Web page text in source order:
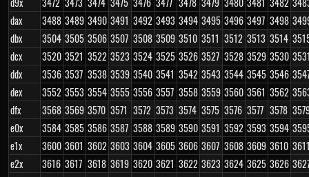
dax
3488 3489 3490 3491 3492 3493 3494 3495 3496 3497 3498
dbx
3504 3505 3506 3507 3508 3509 3510 3511 3512 3513 3514
dcx
3520 3521 3522 3523 3524 3525 3526 3527 3528 3529 3530
ddx
3536 3537 3538 3539 3540 3541 3542 3543 3544 3545 3546
dex
3552 3553 3554 3555 3556 3557 3558 3559 3560 3561 3562
dfx
3568 3569 3570 3571 3572 3573 3574 3575 3576 3577 3578
e0x
3584 3585 3586 3587 3588 3589 3590 3591 3592 3593 3594
e1x
3600 3601 3602 3603 3604 3605 3606 3607 3608 3609 3610
e2x
3616 3617 3618 3619 3620 3621 3622 3623 3624 3625 3626